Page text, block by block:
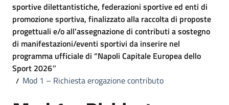
sportive dilettantistiche, federazioni sportive ed enti di
promozione sportiva, finalizzato alla raccolta di proposte
progettuali e/o all’assegnazione di contributi a sostegno
di manifestazioni/eventi sportivi da inserire nel
programma ufficiale di “Napoli Capitale Europea dello
Sport 2026″
Mod 1 – Richiesta erogazione contributo